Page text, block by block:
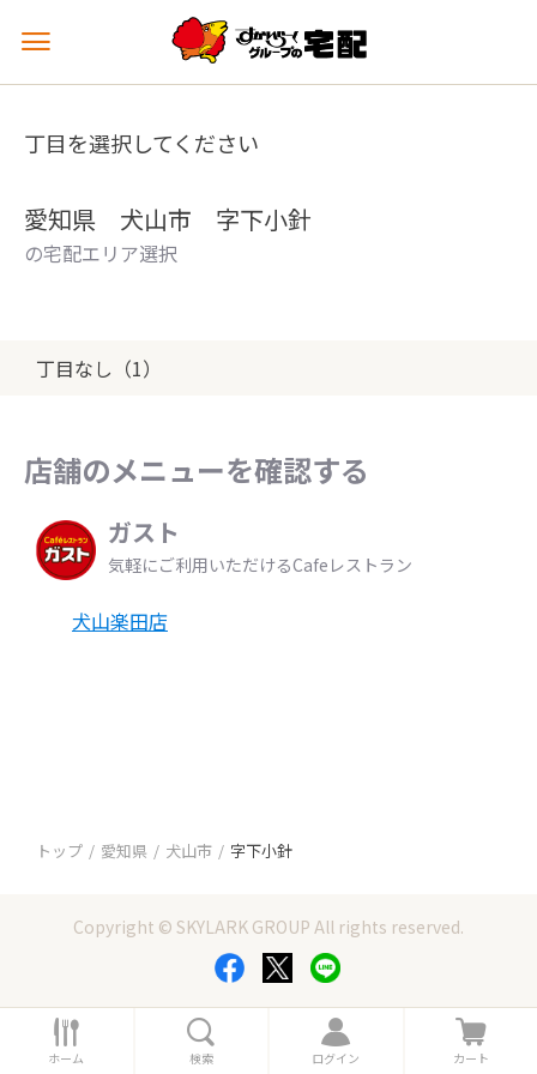
メ
ュ
を
丁目を選択してください
愛知県 犬山市 字下小針
の宅配エリア選択
丁目なし（1）
店舗のメニューを確認する
ガスト
気軽にご利用いただけるCafeレストラン
犬山楽田店
トップ 愛知県 犬山市 字下小針
Copyright © SKYLARK GROUP All rights reserved.
ホ
ー
ホーム 索
検索
ロ
グ
ログイン
カ
ー
カート